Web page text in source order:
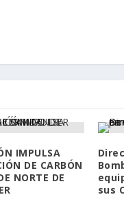
IMPULSA
DE CARBÓN
NORTE DE
sus